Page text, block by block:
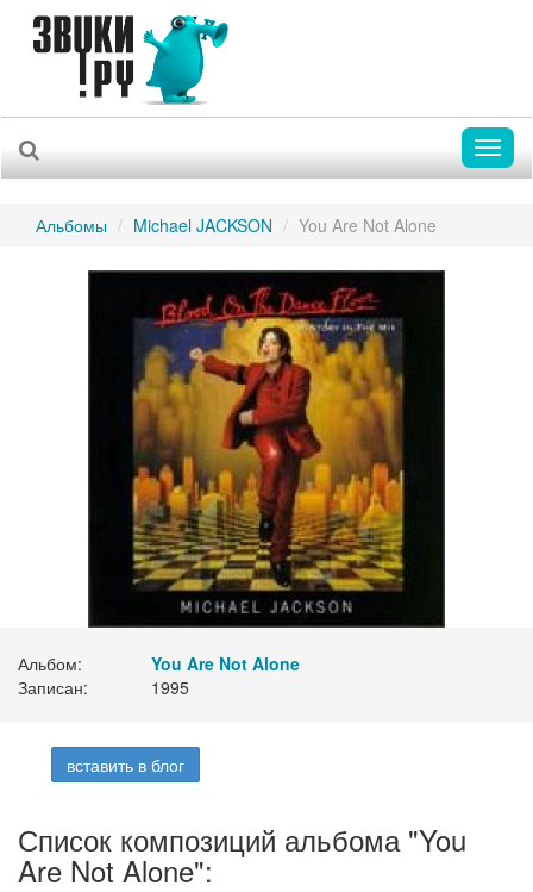
Альбомы Michael JACKSON You Are Not Alone
Альбом:
You Are Not Alone
Записан:
1995
вставить в блог
Список композиций альбома "You
Are Not Alone":